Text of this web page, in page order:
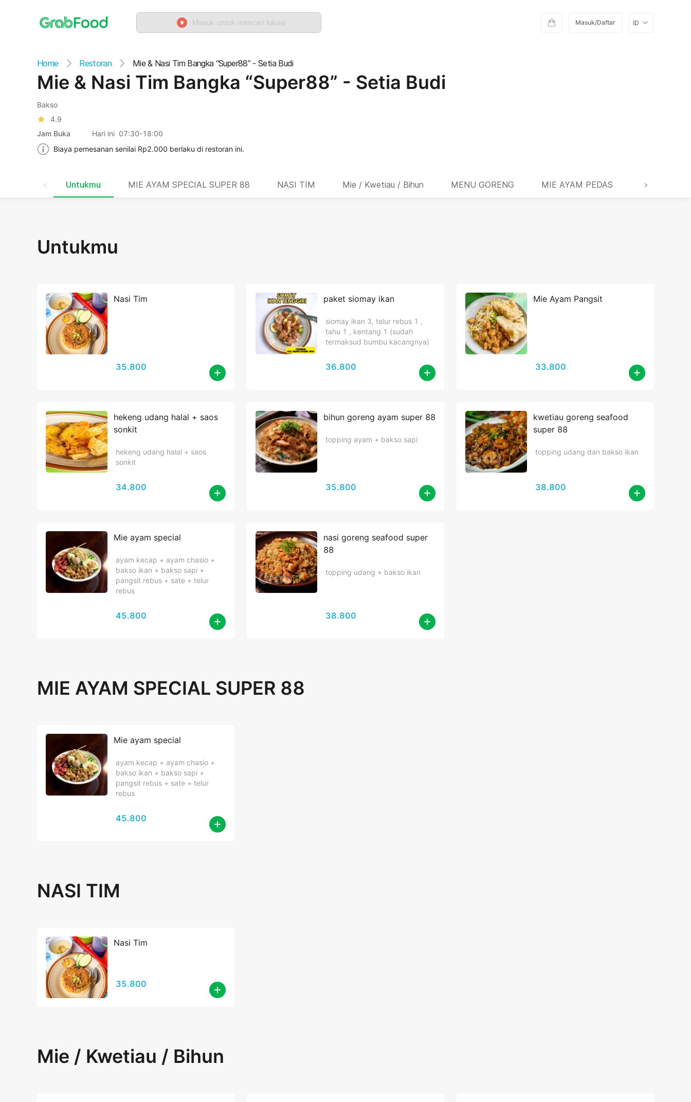
Masuk untuk mencari lokasi Masuk/Daftar ID
Home Restoran Mie & Nasi Tim Bangka “Super88” - Setia Budi
Mie & Nasi Tim Bangka “Super88” - Setia Budi
Bakso
4.9
Jam Buka
Hari ini 07:30-18:00
Biaya pemesanan senilai Rp2.000 berlaku di restoran ini.
Untukmu MIE AYAM SPECIAL SUPER 88 NASI TIM Mie / Kwetiau / Bihun MENU GORENG MIE AYAM PEDAS MIE LEBAR
Untukmu
Nasi Tim
35.800
paket siomay ikan
siomay ikan 3, telur rebus 1 ,
tahu 1 , kentang 1 (sudah
termaksud bumbu kacangnya)
36.800
Mie Ayam Pangsit
33.800
hekeng udang halal + saos
sonkit
hekeng udang halal + saos
sonkit
34.800
bihun goreng ayam super 88
topping ayam + bakso sapi
35.800
kwetiau goreng seafood
super 88
topping udang dan bakso ikan
38.800
Mie ayam special
ayam kecap + ayam chasio +
bakso ikan + bakso sapi +
pangsit rebus + sate + telur
rebus
45.800
nasi goreng seafood super
88
topping udang + bakso ikan
38.800
MIE AYAM SPECIAL SUPER 88
Mie ayam special
ayam kecap + ayam chasio +
bakso ikan + bakso sapi +
pangsit rebus + sate + telur
rebus
45.800
NASI TIM
Nasi Tim
35.800
Mie / Kwetiau / Bihun